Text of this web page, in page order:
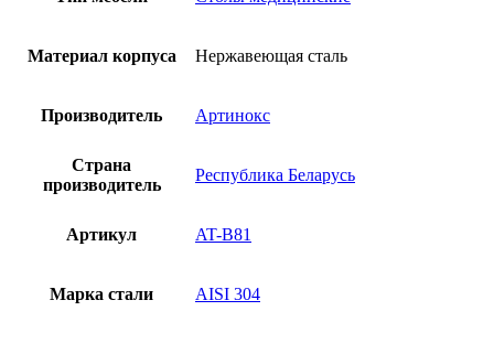
Материал корпуса Нержавеющая сталь
Производитель Артинокс
Страна
производитель
Республика Беларусь
Артикул AT-B81
Марка стали AISI 304